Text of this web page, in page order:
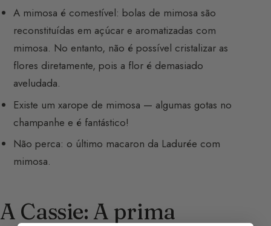
A mimosa é comestível: bolas de mimosa são
reconstituídas em açúcar e aromatizadas com
mimosa. No entanto, não é possível cristalizar as
flores diretamente, pois a flor é demasiado
aveludada.
Existe um xarope de mimosa — algumas gotas no
champanhe e é fantástico!
Não perca: o último macaron da Ladurée com
mimosa.
A Cassie: A prima